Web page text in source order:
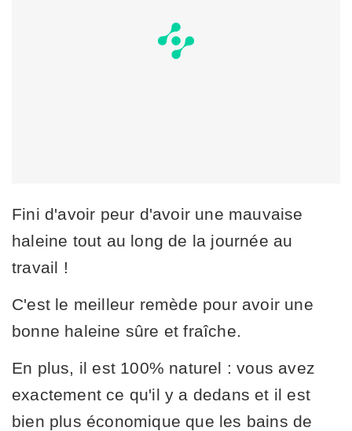
Fini d'avoir peur d'avoir une mauvaise
haleine tout au long de la journée au
travail !
C'est le meilleur remède pour avoir une
bonne haleine sûre et fraîche.
En plus, il est 100% naturel : vous avez
exactement ce qu'il y a dedans et il est
bien plus économique que les bains de